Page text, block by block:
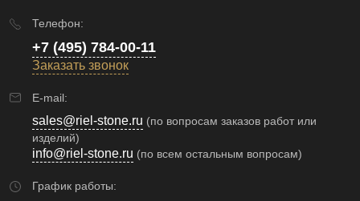
Телефон:
+7 (495) 784-00-11
Заказать звонок
E-mail:
sales@riel-stone.ru (по вопросам заказов работ или
изделий)
info@riel-stone.ru (по всем остальным вопросам)
График работы: